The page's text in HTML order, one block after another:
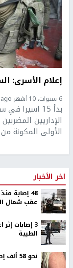
إعلام الأسرى:
6 سنوات، 10 أشهر ago
بدأ 15
الإداريين
الأولى المكونة
اخر الأخبار
48 إصابة
عقب شمال
‏3 إصابات
الطيبة
نحو 58 ألف إصابة بجدري الماء في قطاع غزة منذ بداية العام